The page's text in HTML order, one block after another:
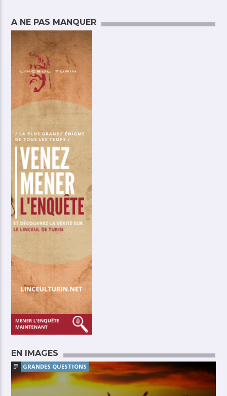
A NE PAS MANQUER
EN IMAGES
GRANDES QUESTIONS